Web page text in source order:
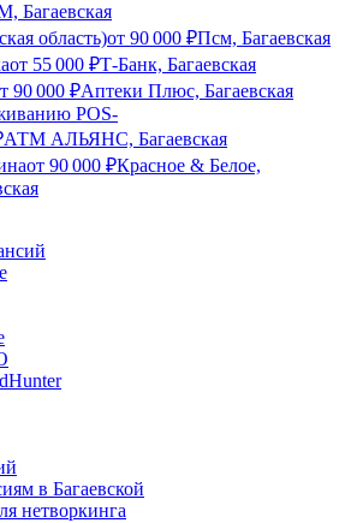
Багаевская
область)от 90 000 ₽Псм, Багаевская
от 55 000 ₽Т-Банк, Багаевская
90 000 ₽Аптеки Плюс, Багаевская
POS-
АТМ АЛЬЯНС, Багаевская
от 90 000 ₽Красное & Белое,
в Багаевской
нетворкинга